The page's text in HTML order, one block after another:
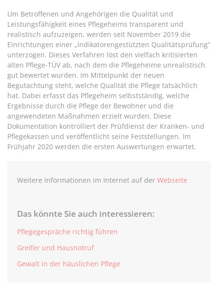
Um Betroffenen und Angehörigen die Qualität und
Leistungsfähigkeit eines Pflegeheims transparent und
realistisch aufzuzeigen, werden seit November 2019 die
Einrichtungen einer „indikatorengestützten Qualitätsprüfung“
unterzogen. Dieses Verfahren löst den vielfach kritisierten
alten Pflege-TÜV ab, nach dem die Pflegeheime unrealistisch
gut bewertet wurden. Im Mittelpunkt der neuen
Begutachtung steht, welche Qualität die Pflege tatsächlich
hat. Dabei erfasst das Pflegeheim selbstständig, welche
Ergebnisse durch die Pflege der Bewohner und die
angewendeten Maßnahmen erzielt wurden. Diese
Dokumentation kontrolliert der Prüfdienst der Kranken- und
Pflegekassen und veröffentlicht seine Feststellungen. Im
Frühjahr 2020 werden die ersten Auswertungen erwartet.
Weitere Informationen im Internet auf der Webseite
Das könnte Sie auch interessieren:
Pflegegespräche richtig führen
Greifer und Hausnotruf
Gewalt in der häuslichen Pflege